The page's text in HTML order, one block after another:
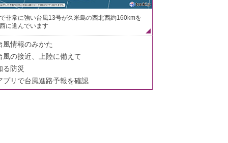
非常に強い台風13号が久米島の西北西約160kmを
に進んでいます
風情報のみかた
風の接近、上陸に備えて
る防災
プリで台風進路予報を確認